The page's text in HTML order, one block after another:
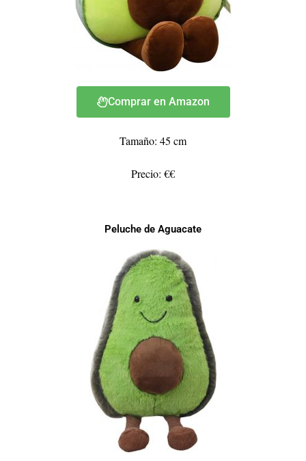
Comprar en Amazon
Tamaño: 45 cm
Precio: €€
Peluche de Aguacate